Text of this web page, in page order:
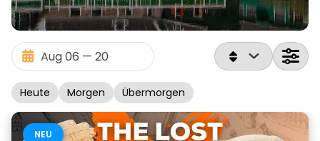
Heute Morgen Übermorgen
NEU